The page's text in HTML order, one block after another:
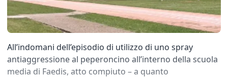
All’indomani dell’episodio di utilizzo di uno spray
antiaggressione al peperoncino all’interno della scuola
media di Faedis, atto compiuto – a quanto